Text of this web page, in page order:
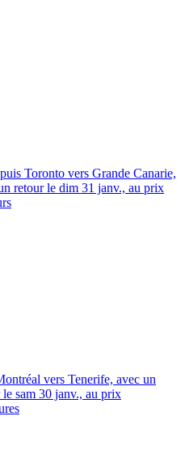
Toronto vers Grande Canarie,
retour le dim 31 janv., au prix
vers Tenerife, avec un
sam 30 janv., au prix